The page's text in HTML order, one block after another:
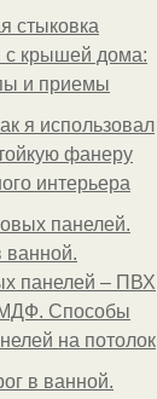
стыковка
с крышей дома:
и приемы
я использовал
фанеру
интерьера
панелей.
ванной.
панелей – ПВХ
Способы
на потолок
в ванной.